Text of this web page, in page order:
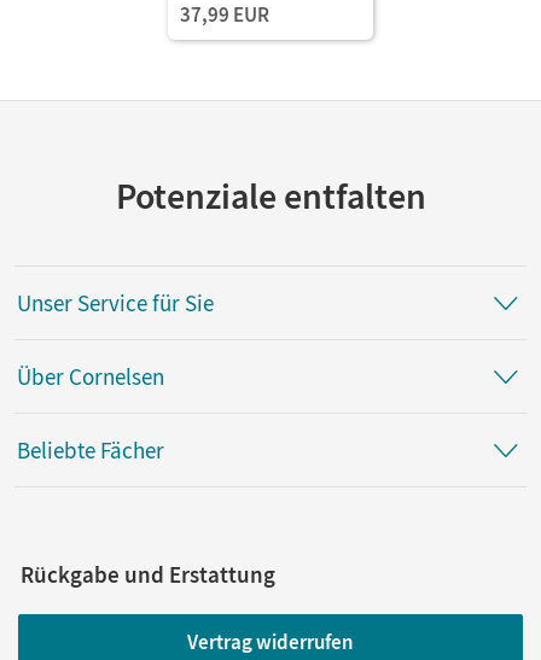
37,99 EUR
Potenziale entfalten
Unser Service für Sie
Über Cornelsen
Beliebte Fächer
Rückgabe und Erstattung
Vertrag widerrufen